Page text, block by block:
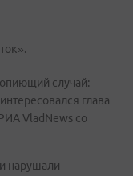
случай:
глава
VladNews со
нарушали